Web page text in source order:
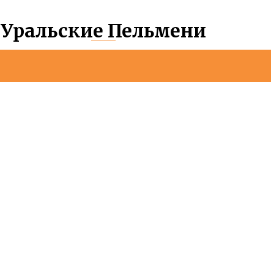
Уральские Пельмени